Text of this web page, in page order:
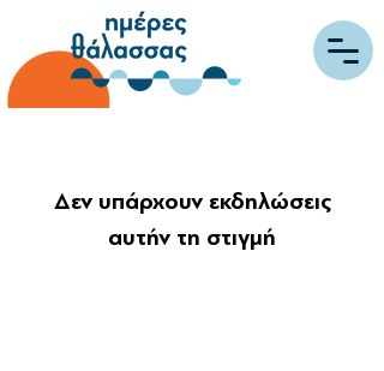
Δεν υπάρχουν εκδηλώσεις
αυτήν τη στιγμή